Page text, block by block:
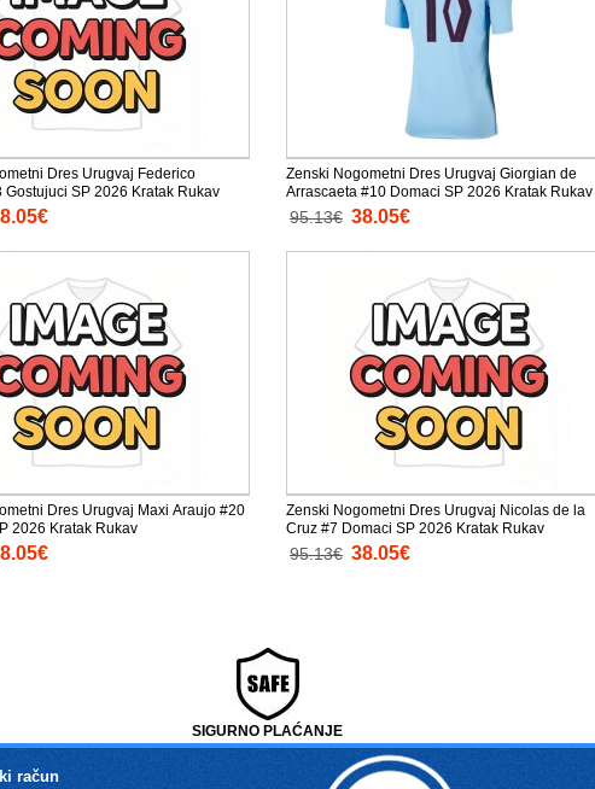
Dres Urugvaj Federico
Gostujuci SP 2026 Kratak Rukav
Zenski Nogometni Dres Urugvaj Giorgian de
Arrascaeta #10 Domaci SP 2026 Kratak Rukav
95.13€ 38.05€
Dres Urugvaj Maxi Araujo #20
2026 Kratak Rukav
Zenski Nogometni Dres Urugvaj Nicolas de la
Cruz #7 Domaci SP 2026 Kratak Rukav
95.13€ 38.05€
SIGURNO PLAĆANJE
račun